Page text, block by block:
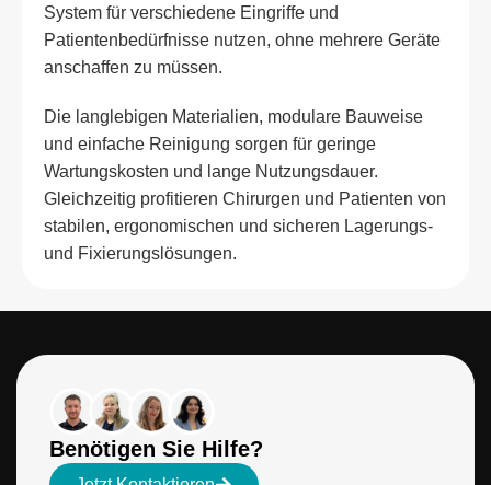
System für verschiedene Eingriffe und
Patientenbedürfnisse nutzen, ohne mehrere Geräte
anschaffen zu müssen.
Die langlebigen Materialien, modulare Bauweise
und einfache Reinigung sorgen für geringe
Wartungskosten und lange Nutzungsdauer.
Gleichzeitig profitieren Chirurgen und Patienten von
stabilen, ergonomischen und sicheren Lagerungs-
und Fixierungslösungen.
Benötigen Sie Hilfe?